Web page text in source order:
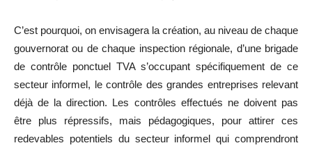
C’est pourquoi, on envisagera la création, au niveau de chaque
gouvernorat ou de chaque inspection régionale, d’une brigade
de contrôle ponctuel TVA s’occupant spécifiquement de ce
secteur informel, le contrôle des grandes entreprises relevant
déjà de la direction. Les contrôles effectués ne doivent pas
être plus répressifs, mais pédagogiques, pour attirer ces
redevables potentiels du secteur informel qui comprendront